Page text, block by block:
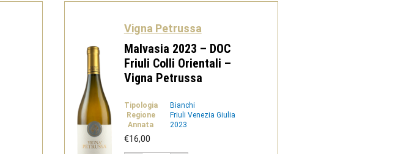
Vigna Petrussa
Malvasia 2023 – DOC
Friuli Colli Orientali –
Vigna Petrussa
Tipologia
Bianchi
Regione
Friuli Venezia Giulia
Annata
2023
€16,00